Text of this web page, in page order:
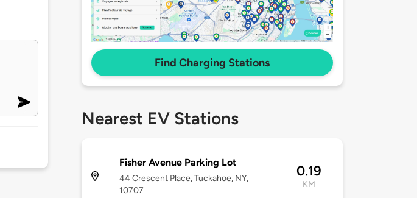
Find Charging Stations
Nearest EV Stations
Fisher Avenue Parking Lot
44 Crescent Place, Tuckahoe, NY,
10707
0.19
KM